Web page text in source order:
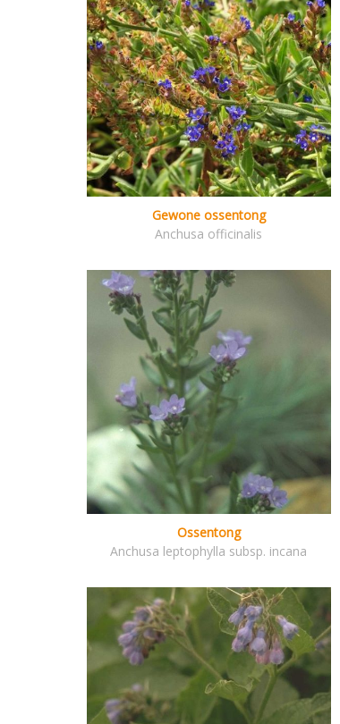
Gewone ossentong
Anchusa officinalis
Ossentong
Anchusa leptophylla subsp. incana